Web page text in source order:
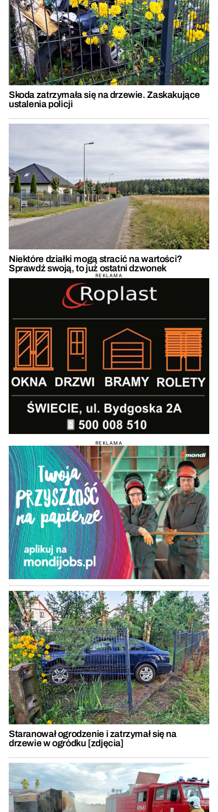
Skoda zatrzymała się na drzewie. Zaskakujące
ustalenia policji
Niektóre działki mogą stracić na wartości?
Sprawdź swoją, to już ostatni dzwonek
REKLAMA
REKLAMA
Staranował ogrodzenie i zatrzymał się na
drzewie w ogródku [zdjęcia]